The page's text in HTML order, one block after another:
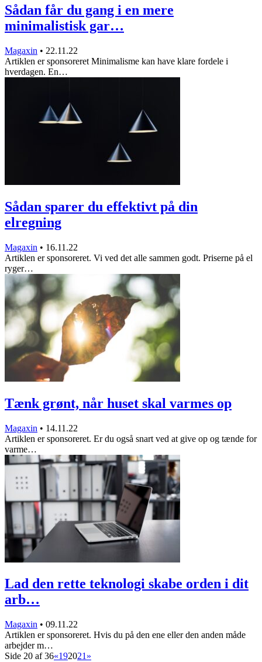
Sådan får du gang i en mere
minimalistisk gar…
Magaxin • 22.11.22
Artiklen er sponsoreret Minimalisme kan have klare fordele i
hverdagen. En…
Sådan sparer du effektivt på din
elregning
Magaxin • 16.11.22
Artiklen er sponsoreret. Vi ved det alle sammen godt. Priserne på el
ryger…
Tænk grønt, når huset skal varmes op
Magaxin • 14.11.22
Artiklen er sponsoreret. Er du også snart ved at give op og tænde for
varme…
Lad den rette teknologi skabe orden i dit
arb…
Magaxin • 09.11.22
Artiklen er sponsoreret. Hvis du på den ene eller den anden måde
arbejder m…
Side 20 af 36«192021 »